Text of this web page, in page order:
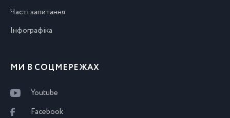
Часті запитання
Інфографіка
МИ В СОЦМЕРЕЖАХ
Youtube
Facebook